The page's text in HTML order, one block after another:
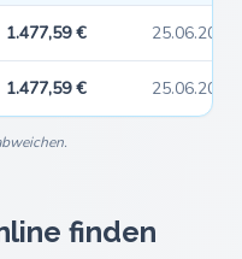
1.477,59 € 25.06.2026
1.477,59 € 25.06.2026
finden